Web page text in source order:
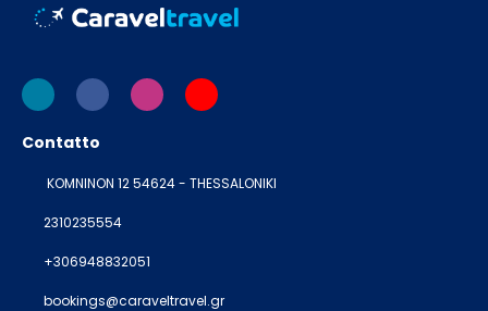
Contatto
KOMNINON 12 54624 - THESSALONIKI
2310235554
+306948832051
bookings@caraveltravel.gr